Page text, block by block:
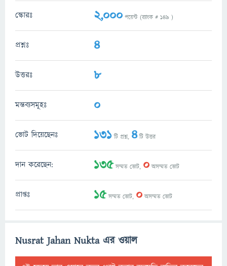
স্কোরঃ 2,000 পয়েন্ট (র‌্যাংক # 149 )
প্রশ্নঃ 4
উত্তরঃ 8
মন্তব্যসমূহঃ 0
ভোট দিয়েছেনঃ 131টি প্রশ্ন, 4টি উত্তর
দান করেছেন: 135সম্মত ভোট, 0অসম্মত ভোট
প্রাপ্তঃ 15সম্মত ভোট, 0অসম্মত ভোট
Nusrat Jahan Nukta এর ওয়াল